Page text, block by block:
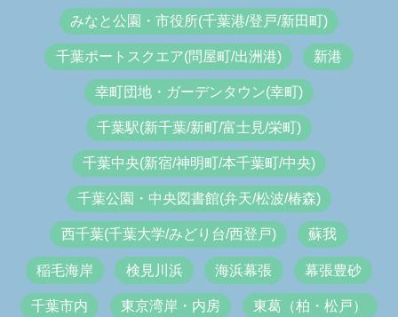
みなと公園・市役所(千葉港/登戸/新田町)
千葉ポートスクエア(問屋町/出洲港) 新港
幸町団地・ガーデンタウン(幸町)
千葉駅(新千葉/新町/富士見/栄町)
千葉中央(新宿/神明町/本千葉町/中央)
千葉公園・中央図書館(弁天/松波/椿森)
西千葉(千葉大学/みどり台/西登戸) 蘇我
稲毛海岸 検見川浜 海浜幕張 幕張豊砂
千葉市内 東京湾岸・内房 東葛（柏・松戸）